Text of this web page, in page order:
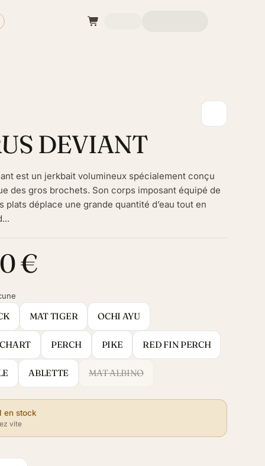
DEVIANT
est un jerkbait volumineux spécialement conçu
des gros brochets. Son corps imposant équipé de
plats déplace une grande quantité d’eau tout en
€
MAT TIGER OCHI AYU
PERCH PIKE RED FIN PERCH
ABLETTE MAT ALBINO
en stock
vite